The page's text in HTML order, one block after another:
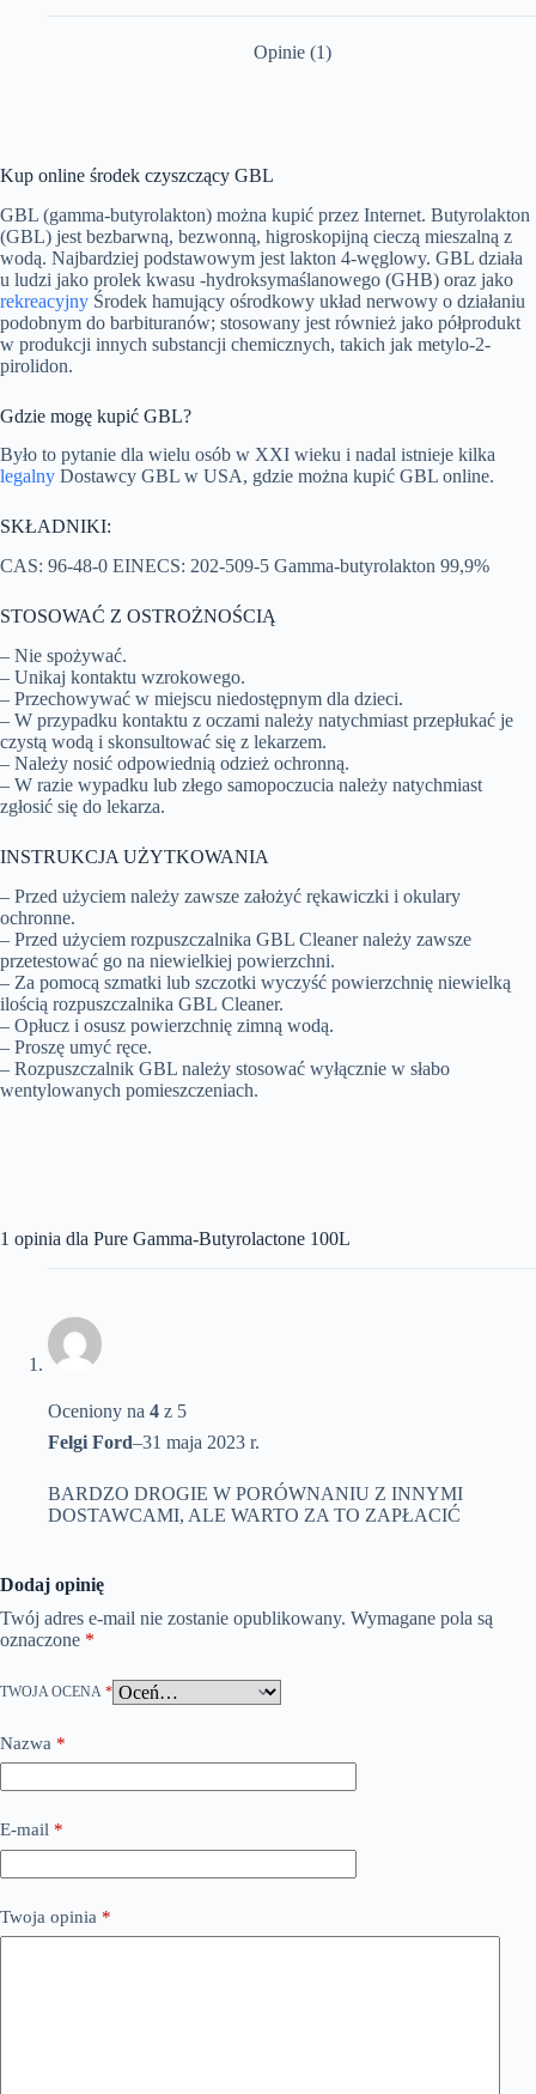
Opinie (1)
Kup online środek czyszczący GBL
GBL (gamma-butyrolakton) można kupić przez Internet. Butyrolakton
(GBL) jest bezbarwną, bezwonną, higroskopijną cieczą mieszalną z
wodą. Najbardziej podstawowym jest lakton 4-węglowy. GBL działa
u ludzi jako prolek kwasu -hydroksymaślanowego (GHB) oraz jako
rekreacyjny Środek hamujący ośrodkowy układ nerwowy o działaniu
podobnym do barbituranów; stosowany jest również jako półprodukt
w produkcji innych substancji chemicznych, takich jak metylo-2-
pirolidon.
Gdzie mogę kupić GBL?
Było to pytanie dla wielu osób w XXI wieku i nadal istnieje kilka
legalny Dostawcy GBL w USA, gdzie można kupić GBL online.
SKŁADNIKI:
CAS: 96-48-0 EINECS: 202-509-5 Gamma-butyrolakton 99,9%
STOSOWAĆ Z OSTROŻNOŚCIĄ
– Nie spożywać.
– Unikaj kontaktu wzrokowego.
– Przechowywać w miejscu niedostępnym dla dzieci.
– W przypadku kontaktu z oczami należy natychmiast przepłukać je
czystą wodą i skonsultować się z lekarzem.
– Należy nosić odpowiednią odzież ochronną.
– W razie wypadku lub złego samopoczucia należy natychmiast
zgłosić się do lekarza.
INSTRUKCJA UŻYTKOWANIA
– Przed użyciem należy zawsze założyć rękawiczki i okulary
ochronne.
– Przed użyciem rozpuszczalnika GBL Cleaner należy zawsze
przetestować go na niewielkiej powierzchni.
– Za pomocą szmatki lub szczotki wyczyść powierzchnię niewielką
ilością rozpuszczalnika GBL Cleaner.
– Opłucz i osusz powierzchnię zimną wodą.
– Proszę umyć ręce.
– Rozpuszczalnik GBL należy stosować wyłącznie w słabo
wentylowanych pomieszczeniach.
1 opinia dla Pure Gamma-Butyrolactone 100L
Oceniony na 4 z 5
Felgi Ford–31 maja 2023 r.
BARDZO DROGIE W PORÓWNANIU Z INNYMI
DOSTAWCAMI, ALE WARTO ZA TO ZAPŁACIĆ
Dodaj opinię
Twój adres e-mail nie zostanie opublikowany. Wymagane pola są
oznaczone *
TWOJA OCENA *
Nazwa *
E-mail *
Twoja opinia *